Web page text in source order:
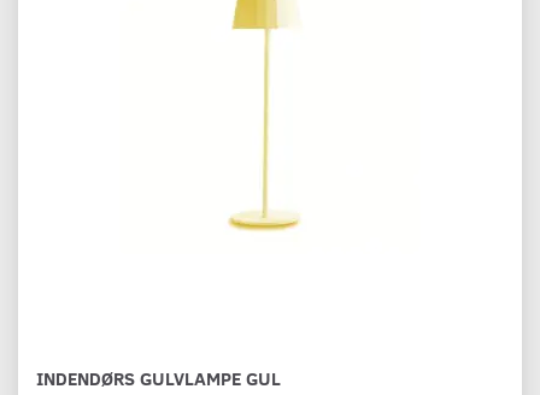
INDENDØRS GULVLAMPE GUL